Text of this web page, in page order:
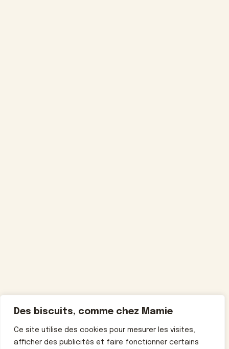
Des biscuits, comme chez Mamie
Ce site utilise des cookies pour mesurer les visites,
afficher des publicités et faire fonctionner certains